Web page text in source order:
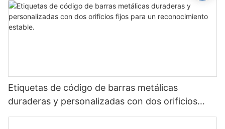
Etiquetas de código de barras metálicas
duraderas y personalizadas con dos orificios
fijos para un reconocimiento estable.